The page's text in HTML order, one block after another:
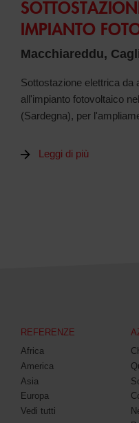
IMPIANTO
Macchiareddu,
Sottostazione elettrica da
all'impianto fotovoltaico
(Sardegna), per
Leggi di più
REFERENZE
Africa
America
Asia
Europa
Vedi tutti